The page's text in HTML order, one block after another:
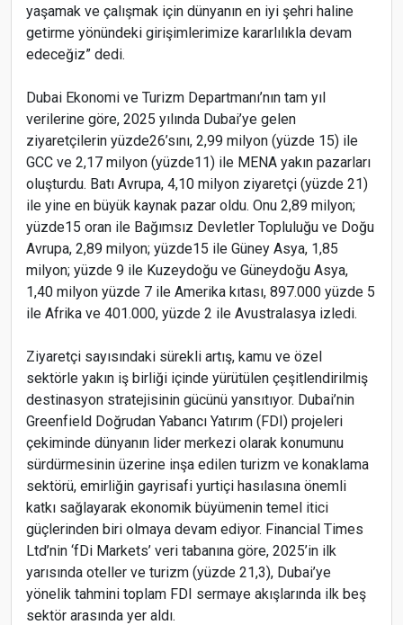
yaşamak ve çalışmak için dünyanın en iyi şehri haline
getirme yönündeki girişimlerimize kararlılıkla devam
edeceğiz” dedi.
Dubai Ekonomi ve Turizm Departmanı’nın tam yıl
verilerine göre, 2025 yılında Dubai’ye gelen
ziyaretçilerin yüzde26’sını, 2,99 milyon (yüzde 15) ile
GCC ve 2,17 milyon (yüzde11) ile MENA yakın pazarları
oluşturdu. Batı Avrupa, 4,10 milyon ziyaretçi (yüzde 21)
ile yine en büyük kaynak pazar oldu. Onu 2,89 milyon;
yüzde15 oran ile Bağımsız Devletler Topluluğu ve Doğu
Avrupa, 2,89 milyon; yüzde15 ile Güney Asya, 1,85
milyon; yüzde 9 ile Kuzeydoğu ve Güneydoğu Asya,
1,40 milyon yüzde 7 ile Amerika kıtası, 897.000 yüzde 5
ile Afrika ve 401.000, yüzde 2 ile Avustralasya izledi.
Ziyaretçi sayısındaki sürekli artış, kamu ve özel
sektörle yakın iş birliği içinde yürütülen çeşitlendirilmiş
destinasyon stratejisinin gücünü yansıtıyor. Dubai’nin
Greenfield Doğrudan Yabancı Yatırım (FDI) projeleri
çekiminde dünyanın lider merkezi olarak konumunu
sürdürmesinin üzerine inşa edilen turizm ve konaklama
sektörü, emirliğin gayrisafi yurtiçi hasılasına önemli
katkı sağlayarak ekonomik büyümenin temel itici
güçlerinden biri olmaya devam ediyor. Financial Times
Ltd’nin ‘fDi Markets’ veri tabanına göre, 2025’in ilk
yarısında oteller ve turizm (yüzde 21,3), Dubai’ye
yönelik tahmini toplam FDI sermaye akışlarında ilk beş
sektör arasında yer aldı.